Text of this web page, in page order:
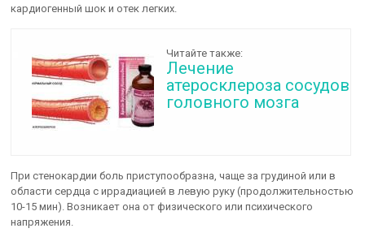
кардиогенный шок и отек легких.
Читайте также:
Лечение
атеросклероза сосудов
головного мозга
При стенокардии боль приступообразна, чаще за грудиной или в
области сердца с иррадиацией в левую руку (продолжительностью
10-15 мин). Возникает она от физического или психического
напряжения.